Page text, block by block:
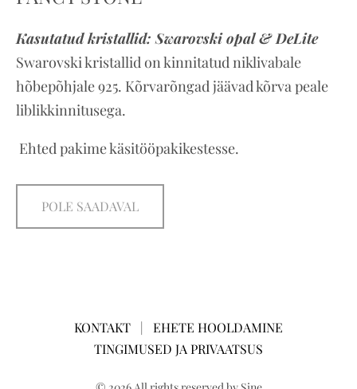
Kasutatud kristallid: Swarovski opal & DeLite
Swarovski kristallid on kinnitatud niklivabale
hõbepõhjale 925. Kõrvarõngad jäävad kõrva peale
liblikkinnitusega.
Ehted pakime käsitööpakikestesse.
POLE SAADAVAL
KONTAKT | EHETE HOOLDAMINE
TINGIMUSED JA PRIVAATSUS